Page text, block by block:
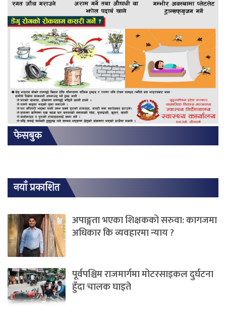
फेसबुक
नयाँ प्रकाशित
अपाङ्गता भएका शिक्षकको सरुवा: कागजमा
अधिकार कि व्यवहारमा न्याय ?
पूर्वपश्चिम राजमार्गमा मोटरसाइकल दुर्घटना
हुँदा चालक घाइते